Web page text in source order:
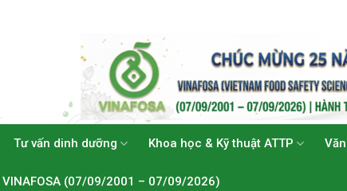
Tư vấn dinh dưỡng Khoa học & Kỹ thuật ATTP
VINAFOSA (07/09/2001 – 07/09/2026)